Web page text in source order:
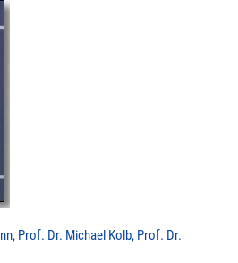
Prof. Dr. Michael Kolb, Prof. Dr.